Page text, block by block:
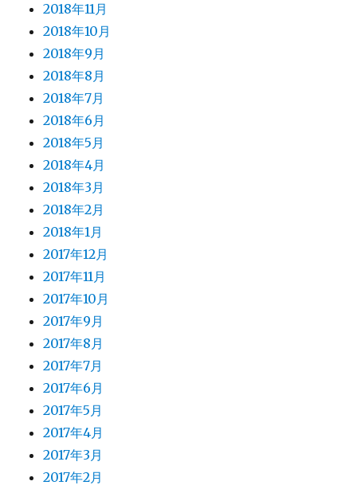
2018年11月
2018年10月
2018年9月
2018年8月
2018年7月
2018年6月
2018年5月
2018年4月
2018年3月
2018年2月
2018年1月
2017年12月
2017年11月
2017年10月
2017年9月
2017年8月
2017年7月
2017年6月
2017年5月
2017年4月
2017年3月
2017年2月